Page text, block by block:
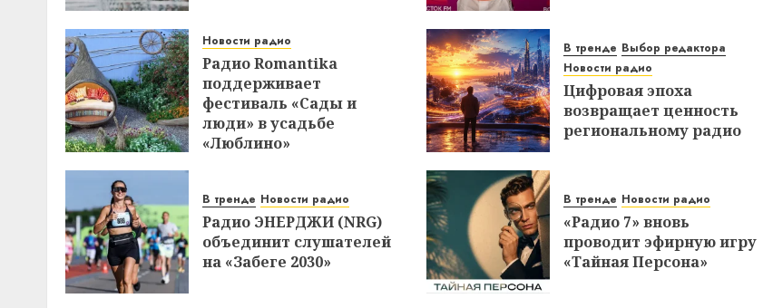
Новости радио
Радио Romantika
поддерживает
фестиваль «Сады и
люди» в усадьбе
«Люблино»
В тренде Выбор редактора
Новости радио
Цифровая эпоха
возвращает ценность
региональному радио
В тренде Новости радио
Радио ЭНЕРДЖИ (NRG)
объединит слушателей
на «Забеге 2030»
В тренде Новости радио
«Радио 7» вновь
проводит эфирную игру
«Тайная Персона»